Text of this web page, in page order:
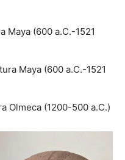
Maya (600 a.C.-1521
Maya (600 a.C.-1521
Olmeca (1200-500 a.C.)